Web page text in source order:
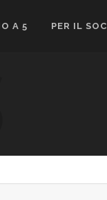
A 5 PER IL